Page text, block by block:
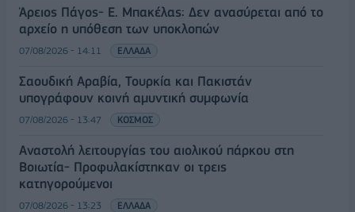
Άρειος Πάγος- Ε. Μπακέλας: Δεν ανασύρεται από το
αρχείο η υπόθεση των υποκλοπών
07/08/2026 - 14:11 ΕΛΛΑΔΑ
Σαουδική Αραβία, Τουρκία και Πακιστάν
υπογράφουν κοινή αμυντική συμφωνία
07/08/2026 - 13:47 ΚΟΣΜΟΣ
Αναστολή λειτουργίας του αιολικού πάρκου στη
Βοιωτία- Προφυλακίστηκαν οι τρεις
κατηγορούμενοι
07/08/2026 - 13:23 ΕΛΛΑΔΑ